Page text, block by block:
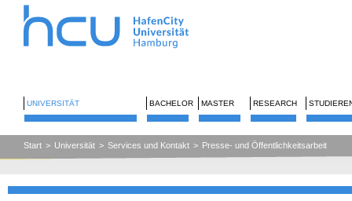
UNIVERSITÄT BACHELOR MASTER RESEARCH
Start > Universität > Services und Kontakt > Presse- und Öffentlichkeitsarbeit